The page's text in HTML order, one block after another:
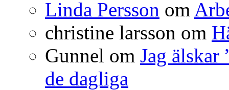
Linda Persson om
christine larsson om
Gunnel om Jag älskar
de dagliga